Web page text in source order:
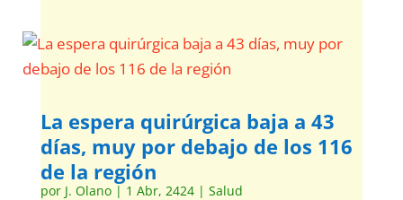
La espera quirúrgica baja a 43
días, muy por debajo de los 116
de la región
por J. Olano| 1 Abr, 2424| Salud